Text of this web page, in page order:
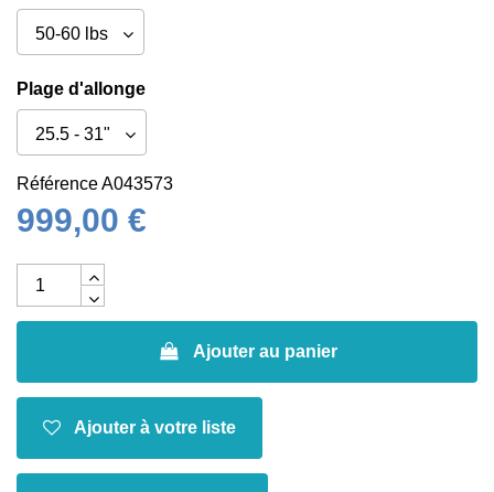
Plage d'allonge
RéférenceA043573
999,00 €
Ajouter au panier